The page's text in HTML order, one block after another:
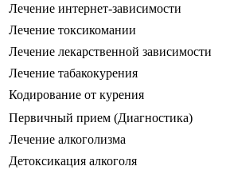
Лечение интернет-зависимости
Лечение токсикомании
Лечение лекарственной зависимости
Лечение табакокурения
Кодирование от курения
Первичный прием (Диагностика)
Лечение алкоголизма
Детоксикация алкоголя